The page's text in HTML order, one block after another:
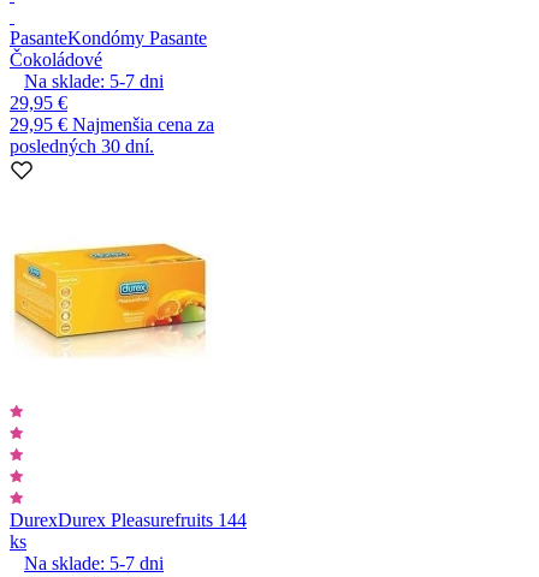
PasanteKondómy Pasante
Čokoládové
Na sklade: 5-7 dni
29,95 €
29,95 € Najmenšia cena za
posledných 30 dní.
DurexDurex Pleasurefruits 144
ks
Na sklade: 5-7 dni